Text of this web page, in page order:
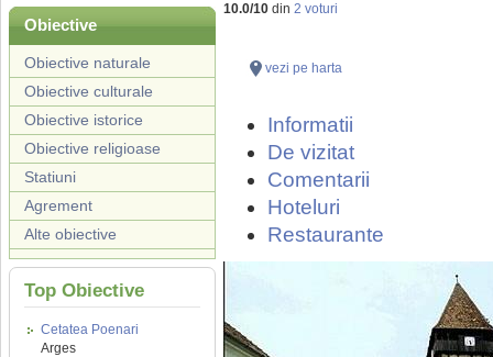
Obiective
Obiective naturale
Obiective culturale
Obiective istorice
Obiective religioase
Statiuni
Agrement
Alte obiective
Top Obiective
Cetatea Poenari
Arges
10.0/10 din 2 voturi
vezi pe harta
Informatii
De vizitat
Comentarii
Hoteluri
Restaurante